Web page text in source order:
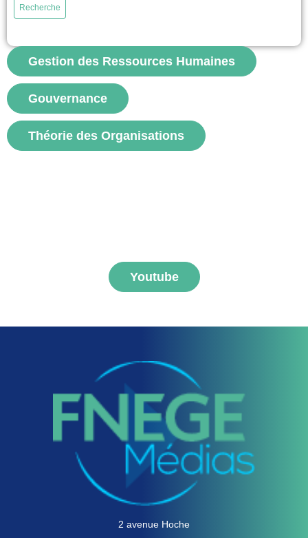
employee voice and workplace disability, it identifies three key dilemmas
spaces, and overcoming organizational...
Recherche
Gestion des Ressources Humaines
Gouvernance
Théorie des Organisations
Youtube
2 avenue Hoche